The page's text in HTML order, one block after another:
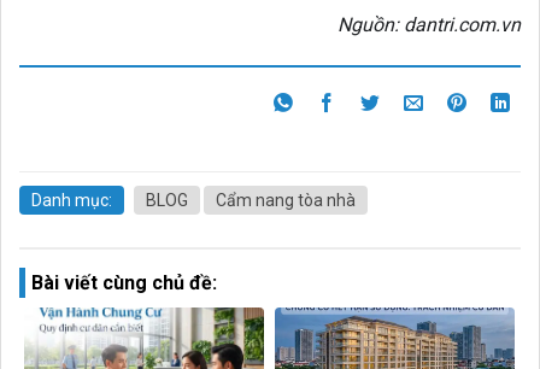
Nguồn: dantri.com.vn
Danh mục: BLOG Cẩm nang tòa nhà
Bài viết cùng chủ đề: